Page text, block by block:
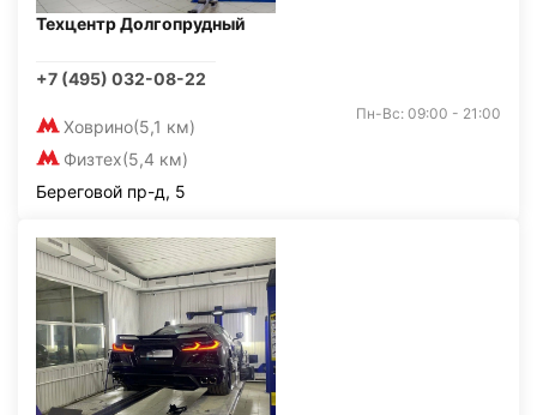
Техцентр Долгопрудный
+7 (495) 032-08-22
Ховрино(5,1 км)
Физтех(5,4 км)
Пн-Вс: 09:00 - 21:00
Береговой пр-д, 5